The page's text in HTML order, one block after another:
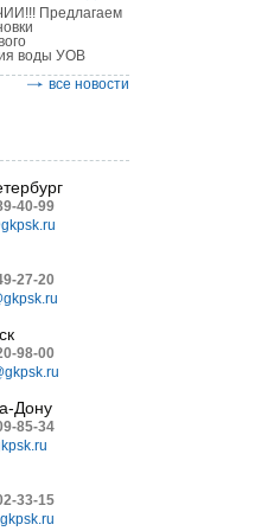
Предлагаем
воды УОВ
все новости
40-99
27-20
98-00
Дону
85-34
33-15